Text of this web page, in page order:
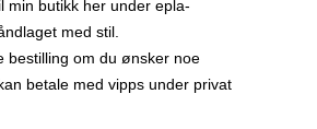
min butikk her under epla-
med stil.
bestilling om du ønsker noe
betale med vipps under privat